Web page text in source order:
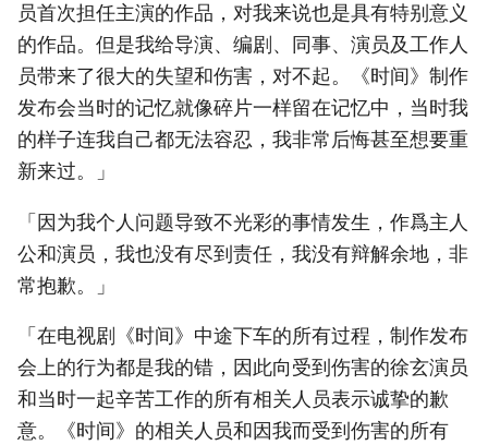
员首次担任主演的作品，对我来说也是具有特别意义
的作品。但是我给导演、编剧、同事、演员及工作人
员带来了很大的失望和伤害，对不起。《时间》制作
发布会当时的记忆就像碎片一样留在记忆中，当时我
的样子连我自己都无法容忍，我非常后悔甚至想要重
新来过。」
「因为我个人问题导致不光彩的事情发生，作爲主人
公和演员，我也没有尽到责任，我没有辩解余地，非
常抱歉。」
「在电视剧《时间》中途下车的所有过程，制作发布
会上的行为都是我的错，因此向受到伤害的徐玄演员
和当时一起辛苦工作的所有相关人员表示诚挚的歉
意。《时间》的相关人员和因我而受到伤害的所有